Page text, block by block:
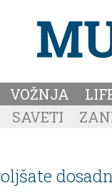
VOŽNJA
SAVETI